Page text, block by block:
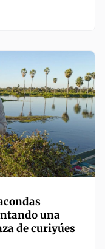
una
de curiyúes